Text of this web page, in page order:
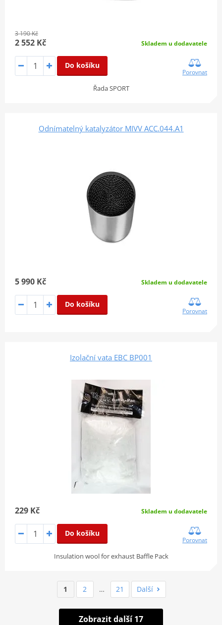
3 190 Kč
2 552 Kč Skladem u dodavatele
Do košíku
Porovnat
Řada SPORT
Odnímatelný katalyzátor MIVV ACC.044.A1
5 990 Kč Skladem u dodavatele
Do košíku
Porovnat
Izolační vata EBC BP001
229 Kč Skladem u dodavatele
Do košíku
Porovnat
Insulation wool for exhaust Baffle Pack
1 2 … 21 Další
Zobrazit další 17